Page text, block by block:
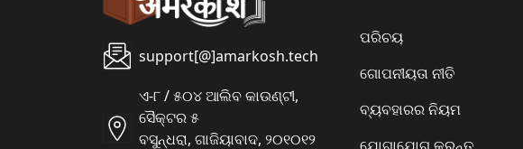
support[@]amarkosh.tech
ଏ-୮ / ୫୦୪ ଆଲିବ କାଉଣ୍ଟୀ,
ସୈକ୍ଟର ୫
ବସୁନ୍ଧରା, ଗାଜିୟାବାଦ, ୨୦୧୦୧୨
ପରିଚୟ
ଗୋପନୀୟତା ନୀତି
ବ୍ୟବହାରର ନିୟମ